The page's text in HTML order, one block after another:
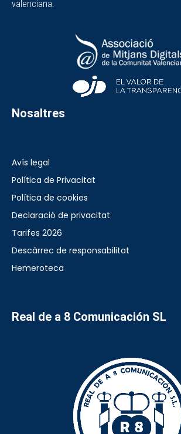
valenciana.
Nosaltres
Avís legal
Política de Privacitat
Política de cookies
Declaració de privacitat
Tarifes 2026
Descàrrec de responsabilitat
Hemeroteca
Real de a 8 Comunicación SL